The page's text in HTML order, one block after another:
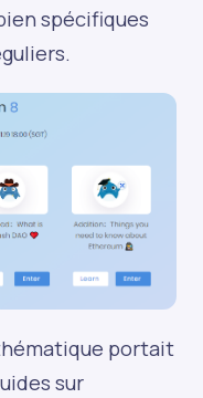
spécifiques
portait
sur